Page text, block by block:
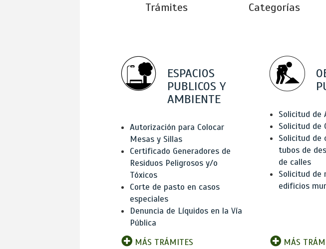
Trámites Categorías
ESPACIOS
PUBLICOS Y
AMBIENTE
Autorización para Colocar
Mesas y Sillas
Certificado Generadores de
Residuos Peligrosos y/o
Tóxicos
Corte de pasto en casos
especiales
Denuncia de Líquidos en la Vía
Pública
MÁS TRÁMITES
Solicitud de
Solicitud de
Solicitud de
tubos de
de calles
Solicitud de
edificios
MÁS